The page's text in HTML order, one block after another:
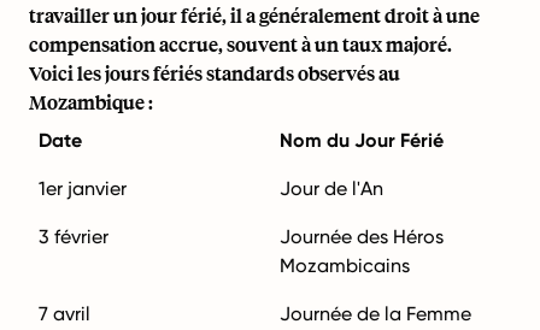
travailler un jour férié, il a généralement droit à une
compensation accrue, souvent à un taux majoré.
Voici les jours fériés standards observés au
Mozambique :
Date Nom du Jour Férié
1er janvier Jour de l'An
3 février
Journée des Héros
Mozambicains
7 avril
Journée de la Femme